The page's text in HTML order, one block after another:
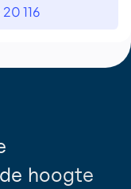
116
hoogte